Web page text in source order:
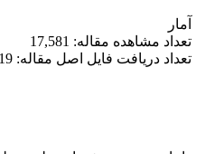
آمار
تعداد مشاهده مقاله: 17,581
تعداد دریافت فایل اصل مقاله: 8,019